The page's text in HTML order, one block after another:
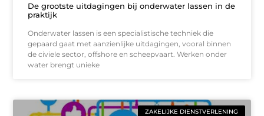
De grootste uitdagingen bij onderwater lassen in de
praktijk
Onderwater lassen is een specialistische techniek die
gepaard gaat met aanzienlijke uitdagingen, vooral binnen
de civiele sector, offshore en scheepvaart. Werken onder
water brengt unieke
ZAKELIJKE DIENSTVERLENING